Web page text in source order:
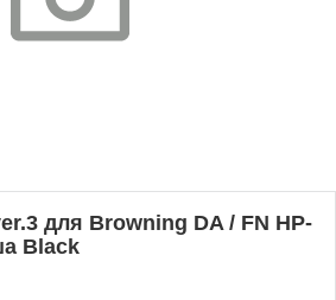
для Browning DA / FN HP-
Black